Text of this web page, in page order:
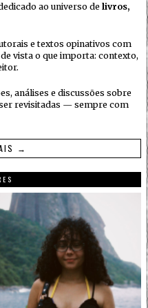
ao universo de livros,
e textos opinativos com
vista o que importa: contexto,
análises e discussões sobre
revisitadas — sempre com
→